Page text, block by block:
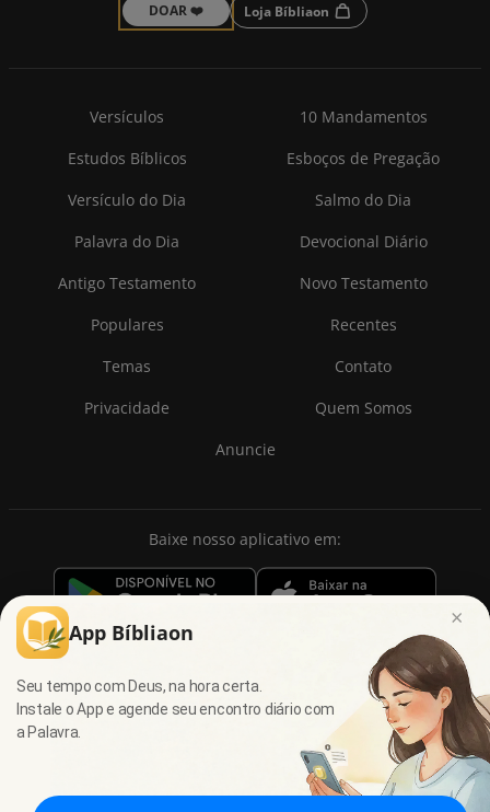
DOAR ❤️ Loja Bíbliaon
Versículos
10 Mandamentos
Estudos Bíblicos
Esboços de Pregação
Versículo do Dia
Salmo do Dia
Palavra do Dia
Devocional Diário
Antigo Testamento
Novo Testamento
Populares
Recentes
Temas
Contato
Privacidade
Quem Somos
Anuncie
Baixe nosso aplicativo em:
- Todos os direitos reservados.
×
App Bíbliaon
Seu tempo com Deus, na hora certa.
Instale o App e agende seu encontro diário com
a Palavra.